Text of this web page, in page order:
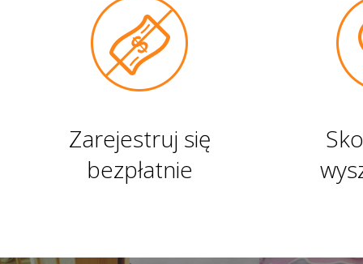
Zarejestruj się
bezpłatnie